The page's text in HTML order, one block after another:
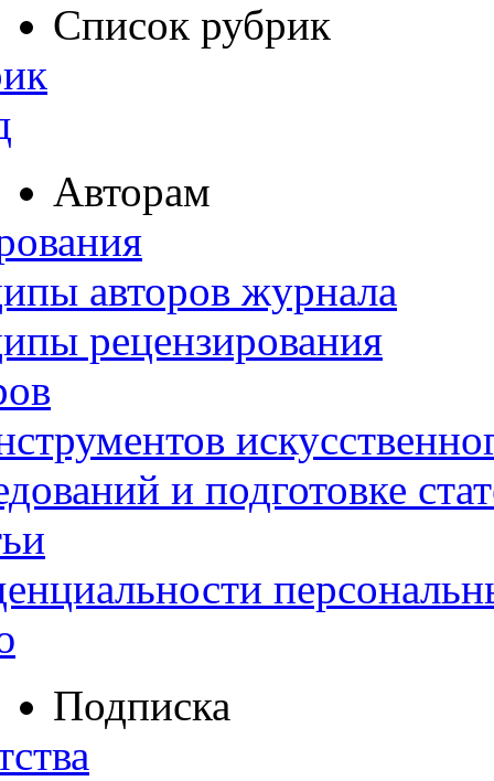
Список рубрик
Авторам
авторов журнала
рецензирования
и подготовке
Подписка